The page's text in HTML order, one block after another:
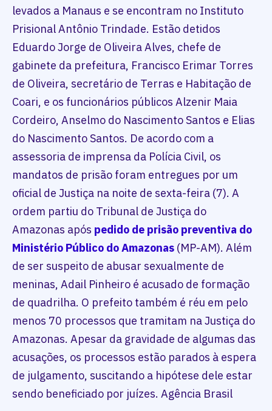
levados a Manaus e se encontram no Instituto
Prisional Antônio Trindade. Estão detidos
Eduardo Jorge de Oliveira Alves, chefe de
gabinete da prefeitura, Francisco Erimar Torres
de Oliveira, secretário de Terras e Habitação de
Coari, e os funcionários públicos Alzenir Maia
Cordeiro, Anselmo do Nascimento Santos e Elias
do Nascimento Santos. De acordo com a
assessoria de imprensa da Polícia Civil, os
mandatos de prisão foram entregues por um
oficial de Justiça na noite de sexta-feira (7). A
ordem partiu do Tribunal de Justiça do
Amazonas após pedido de prisão preventiva do
Ministério Público do Amazonas (MP-AM). Além
de ser suspeito de abusar sexualmente de
meninas, Adail Pinheiro é acusado de formação
de quadrilha. O prefeito também é réu em pelo
menos 70 processos que tramitam na Justiça do
Amazonas. Apesar da gravidade de algumas das
acusações, os processos estão parados à espera
de julgamento, suscitando a hipótese dele estar
sendo beneficiado por juízes. Agência Brasil